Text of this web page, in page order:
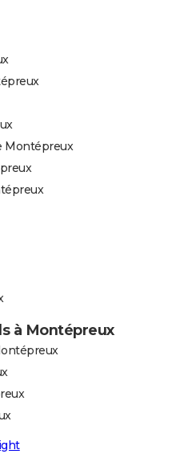
Montépreux
à Montépreux